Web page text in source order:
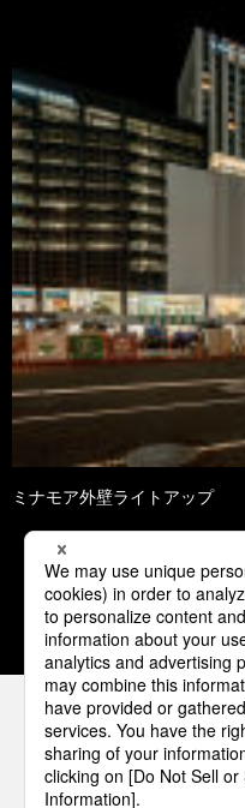
ミナモア外壁ライトアップ
1 2 3
パナソニックの